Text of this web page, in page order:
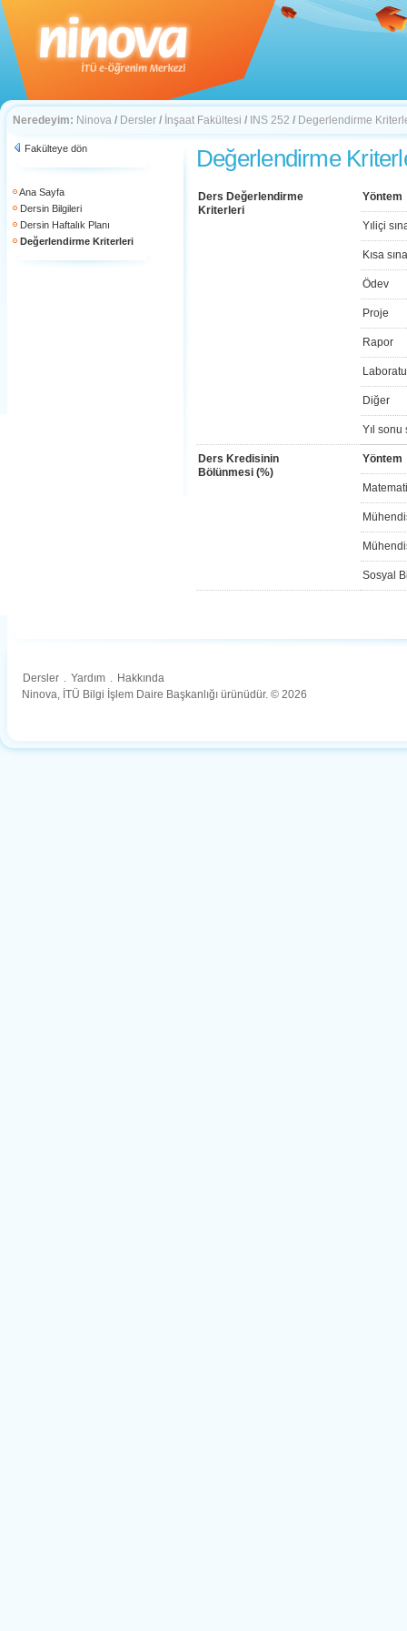
Neredeyim: Ninova / Dersler / İnşaat Fakültesi / INS 252 / Degerlendirme
Fakülteye dön
Ana Sayfa
Dersin Bilgileri
Dersin Haftalık Planı
Değerlendirme Kriterleri
Değerlendirme
Ders Değerlendirme
Kriterleri
Yöntem
Yıliçi
Kısa
Ödev
Proje
Rapor
Diğer
Yıl sonu
Ders Kredisinin
Bölünmesi (%)
Yöntem
Sosyal
Dersler . Yardım . Hakkında
Ninova, İTÜ Bilgi İşlem Daire Başkanlığı ürünüdür. © 2026